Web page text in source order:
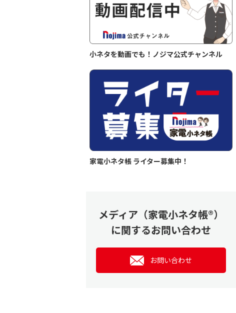
小ネタを動画でも！ノジマ公式チャンネル
家電小ネタ帳 ライター募集中！
メディア（家電小ネタ帳®）
に関するお問い合わせ
お問い合わせ